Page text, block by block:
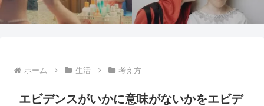
が驚くほど楽になった
ホーム 生活 考え方
エビデンスがいかに意味がないかをエビデ